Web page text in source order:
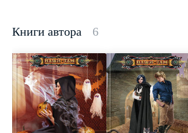
Книги автора 6